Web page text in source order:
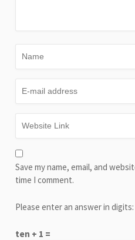
Save my name, email, and
time I comment.
Please enter an answer in digits:
ten + 1 =